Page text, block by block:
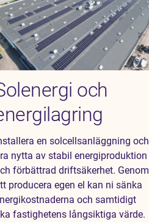
och
en solcellsanläggning och
nytta av stabil energiproduktion
förbättrad driftsäkerhet. Genom
producera egen el kan ni sänka
och samtidigt
fastighetens långsiktiga värde.